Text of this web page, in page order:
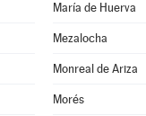
María de Huerva
Mezalocha
Monreal de Ariza
Morés